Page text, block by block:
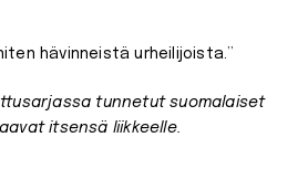
hävinneistä urheilijoista.”
tunnetut suomalaiset
itsensä liikkeelle.